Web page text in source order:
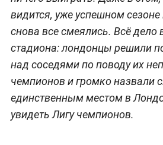
видится, уже успешном
снова все смеялись. Всё дело
стадиона: лондонцы решили
над соседями по поводу их
чемпионов и громко назвали
единственным местом в
увидеть Лигу чемпионов.